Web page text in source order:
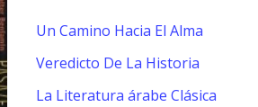
Un Camino Hacia El Alma
Veredicto De La Historia
La Literatura árabe Clásica